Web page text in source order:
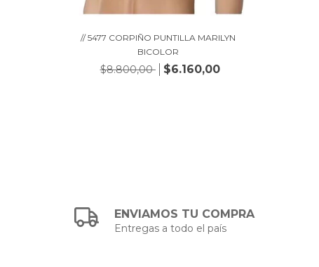
// 5477 CORPIÑO PUNTILLA MARILYN
BICOLOR
$8.800,00 $6.160,00
ENVIAMOS TU COMPRA
Entregas a todo el país